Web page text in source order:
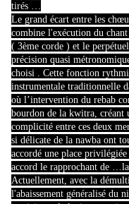
tirés …
Le grand écart entre les
combine l'exécution du
( 3ème corde ) et le
précision quasi
choisi . Cette fonction
instrumentale traditionnelle
où l’intervention du rebab
bourdon de la kwitra, créant
complicité entre ces deux
si délicate de la nawba ont
accordé une place
accord le rapprochant de
Actuellement, avec la
l'abaissement généralisé du